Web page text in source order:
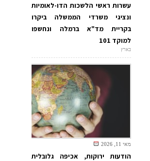
עשרות ראשי הלשכות הדו-לאומיות
ונציגי משרדי הממשלה ביקרו
בקריית מד"א ברמלה ונחשפו
למוקד 101
בארץ
מאי 11, 2026
הודעות ירוקות, אכיפה גלובלית